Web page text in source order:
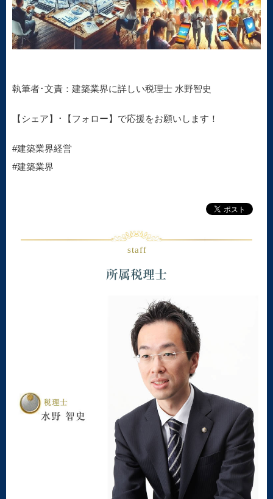
執筆者･文責：建築業界に詳しい税理士 水野智史
【シェア】･【フォロー】で応援をお願いします！
#建築業界経営
#建築業界
staff